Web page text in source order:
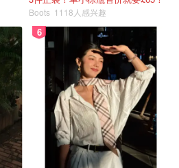
赞，很高级的感觉。有羊毛的话
Boots 1118人感兴趣
6